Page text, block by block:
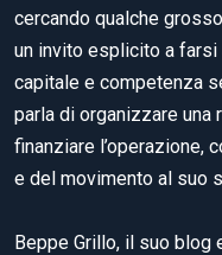
cercando qualche
un invito esplicito a farsi
capitale e competenza
parla di organizzare
finanziare l’operazione,
e del movimento al suo
Beppe Grillo, il suo blog